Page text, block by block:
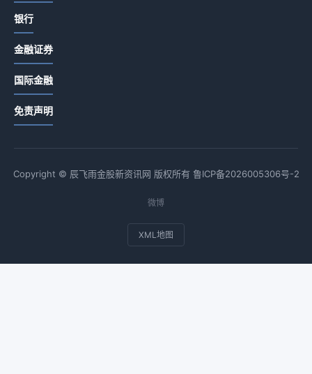
银行
金融证券
国际金融
免责声明
Copyright © 辰飞雨金股新资讯网 版权所有 鲁ICP备2026005306号-2
微博
XML地图